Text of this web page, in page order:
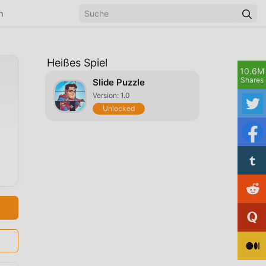
Heißes Spiel
Slide Puzzle
Version: 1.0
Unlocked
10.6M
Shares